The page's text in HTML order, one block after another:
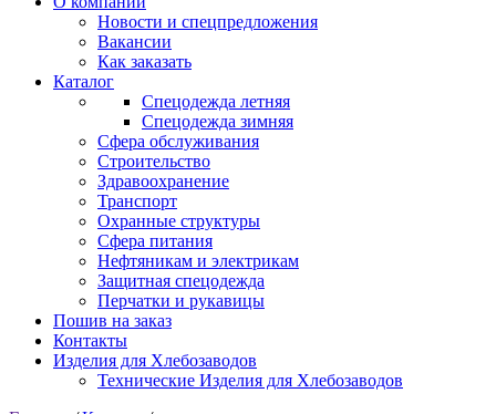
Новости и спецпредложения
Вакансии
Как заказать
Каталог
Спецодежда летняя
Спецодежда зимняя
Сфера обслуживания
Строительство
Здравоохранение
Транспорт
Охранные структуры
Сфера питания
Нефтяникам и электрикам
Защитная спецодежда
Перчатки и рукавицы
Пошив на заказ
Контакты
Изделия для Хлебозаводов
Технические Изделия для Хлебозаводов